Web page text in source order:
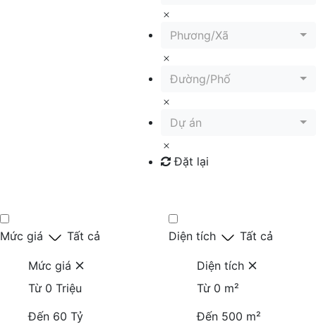
Phương/Xã
Đường/Phố
Dự án
Đặt lại
Mức giá Tất cả
Mức giá
Từ 0 Triệu
Đến 60 Tỷ
Diện tích Tất cả
Diện tích
Từ 0 m²
Đến 500 m²